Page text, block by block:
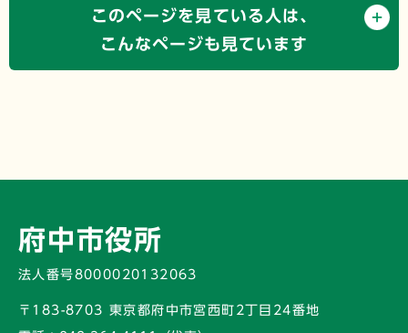
このページを見ている人は、
こんなページも見ています
府中市役所
法人番号8000020132063
〒183-8703 東京都府中市宮西町2丁目24番地